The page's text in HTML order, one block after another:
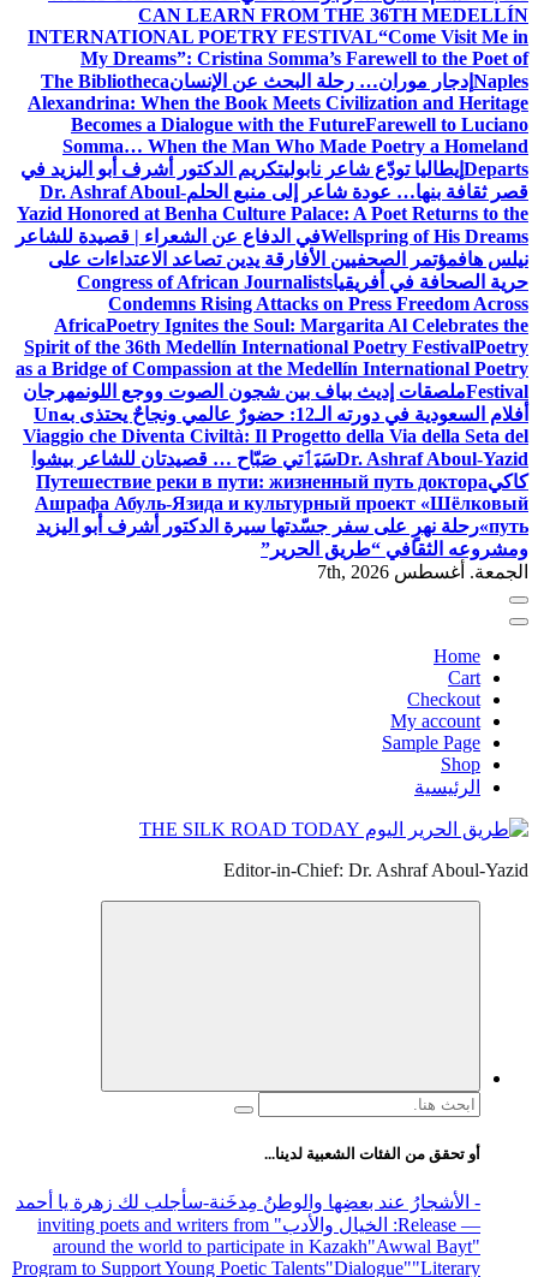
CAN LEARN FROM THE 36TH MEDELLÍN
INTERNATIONAL POETRY FESTIVAL“Come Visit Me in
My Dreams”: Cristina Somma’s Farewell to the Poet of
Naples إدجار موران… رحلة البحث عن الإنسانThe Bibliotheca
Alexandrina: When the Book Meets Civilization and Heritage
Becomes a Dialogue with the FutureFarewell to Luciano
Somma… When the Man Who Made Poetry a Homeland
Departs إيطاليا تودّع شاعر نابوليتكريم الدكتور أشرف أبو اليزيد في
قصر ثقافة بنها… عودة شاعر إلى منبع الحلمDr. Ashraf Aboul-
Yazid Honored at Benha Culture Palace: A Poet Returns to the
Wellspring of His Dreamsفي الدفاع عن الشعراء | قصيدة للشاعر
نيلس هافمؤتمر الصحفيين الأفارقة يدين تصاعد الاعتداءات على
حرية الصحافة في أفريقياCongress of African Journalists
Condemns Rising Attacks on Press Freedom Across
AfricaPoetry Ignites the Soul: Margarita Al Celebrates the
Spirit of the 36th Medellín International Poetry FestivalPoetry
as a Bridge of Compassion at the Medellín International Poetry
Festivalملصقات إديث بياف بين شجون الصوت ووجع اللونمهرجان
أفلام السعودية في دورته الـ12: حضورٌ عالمي ونجاحٌ يحتذى به
Un
Viaggio che Diventa Civiltà: Il Progetto della Via della Seta del
Dr. Ashraf Aboul-Yazidسَيَٲتي صَبّاح … قصيدتان للشاعر بيشوا
كاكيПутешествие реки в пути: жизненный путь доктора
Ашрафа Абуль-Язида и культурный проект «Шёлковый
путь» رحلة نهرٍ على سفر جسّدتها سيرة الدكتور أشرف أبو اليزيد
ومشروعه الثقافي “طريق الحرير”
الجمعة. أغسطس 7th, 2026
Home
Cart
Checkout
My account
Sample Page
Shop
الرئيسية
Editor-in-Chief: Dr. Ashraf Aboul-Yazid
البحث
أو تحقق من الفئات الشعبية لدينا...
- الأشجارُ عند بعضِها والوطنُ مِدخَنة-سأجلب لك زهرة يا أحمد
— Release
: الخيال والأدب
" inviting poets and writers from
around the world to participate in Kazakh"Awwal Bayt"
Program to Support Young Poetic Talents"Dialogue""Literary